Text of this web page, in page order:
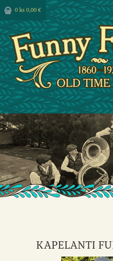
0 ks 0,00 €
KAPELANTI